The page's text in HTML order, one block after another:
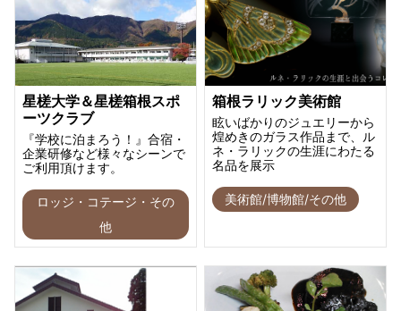
星槎大学＆星槎箱根スポ
ーツクラブ
『学校に泊まろう！』合宿・
企業研修など様々なシーンで
ご利用頂けます。
ロッジ・コテージ・その
他
箱根ラリック美術館
眩いばかりのジュエリーから
煌めきのガラス作品まで、ル
ネ・ラリックの生涯にわたる
名品を展示
美術館/博物館/その他